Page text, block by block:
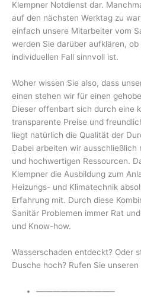
Klempner Notdienst dar.
auf den nächsten Werktag zu
einfach unsere Mitarbeiter vom
werden Sie darüber aufklären,
individuellen Fall sinnvoll ist.
Woher wissen Sie also, dass
einen stehen wir für einen
Dieser offenbart sich durch eine
transparente Preise und
liegt natürlich die Qualität der
Dabei arbeiten wir
und hochwertigen Ressourcen.
Klempner die Ausbildung zum
Heizungs- und Klimatechnik
Erfahrung mit. Durch diese
Sanitär Problemen immer Rat
und Know-how.
Wasserschaden entdeckt? Oder
Dusche hoch? Rufen Sie
—————————–